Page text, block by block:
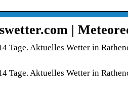
|
Tage. Aktuelles Wetter in
Tage. Aktuelles Wetter in